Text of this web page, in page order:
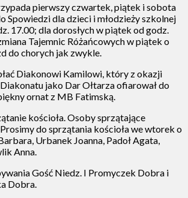
pierwszy czwartek, piątek i sobota
Spowiedzi dla dzieci i młodzieży szkolnej
17.00; dla dorosłych w piątek od godz.
Tajemnic Różańcowych w piątek o
do chorych jak zwykle.
Diakonowi Kamilowi, który z okazji
jako Dar Ołtarza ofiarował do
ornat z MB Fatimską.
kościoła. Osoby sprzątające
do sprzątania kościoła we wtorek o
Urbanek Joanna, Padoł Agata,
Anna.
Gość Niedz. I Promyczek Dobra i
Dobra.